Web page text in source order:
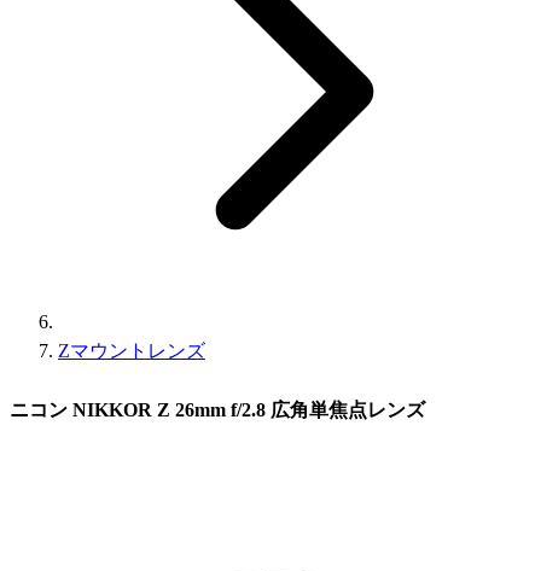
Zマウントレンズ
ニコン NIKKOR Z 26mm f/2.8 広角単焦点レンズ